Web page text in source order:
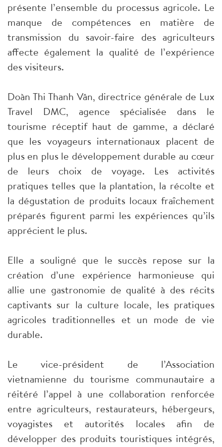
présente l’ensemble du processus agricole. Le
manque de compétences en matière de
transmission du savoir-faire des agriculteurs
affecte également la qualité de l’expérience
des visiteurs.
Doàn Thi Thanh Vân, directrice générale de Lux
Travel DMC, agence spécialisée dans le
tourisme réceptif haut de gamme, a déclaré
que les voyageurs internationaux placent de
plus en plus le développement durable au cœur
de leurs choix de voyage. Les activités
pratiques telles que la plantation, la récolte et
la dégustation de produits locaux fraîchement
préparés figurent parmi les expériences qu’ils
apprécient le plus.
Elle a souligné que le succès repose sur la
création d’une expérience harmonieuse qui
allie une gastronomie de qualité à des récits
captivants sur la culture locale, les pratiques
agricoles traditionnelles et un mode de vie
durable.
Le vice-président de l’Association
vietnamienne du tourisme communautaire a
réitéré l’appel à une collaboration renforcée
entre agriculteurs, restaurateurs, hébergeurs,
voyagistes et autorités locales afin de
développer des produits touristiques intégrés,